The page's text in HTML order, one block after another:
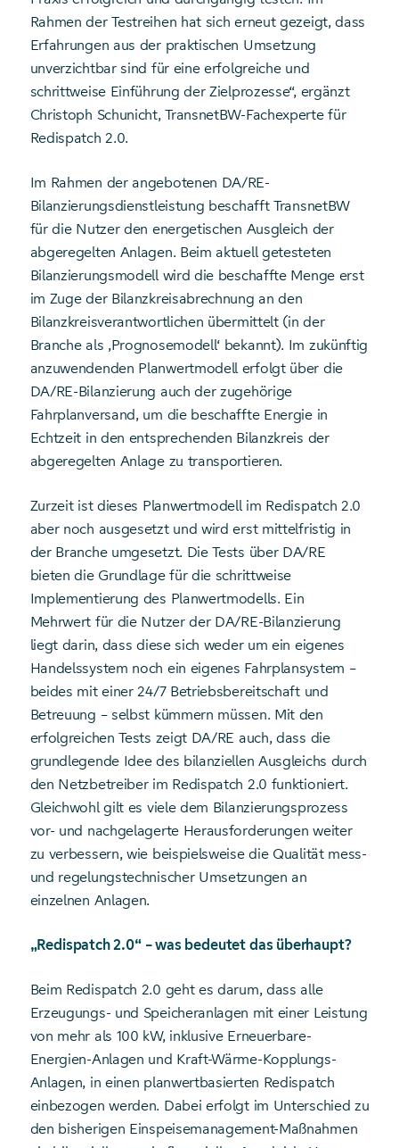
Rahmen der Testreihen hat sich erneut gezeigt, dass
Erfahrungen aus der praktischen Umsetzung
unverzichtbar sind für eine erfolgreiche und
schrittweise Einführung der Zielprozesse“, ergänzt
Christoph Schunicht, TransnetBW-Fachexperte für
Redispatch 2.0.
Im Rahmen der angebotenen DA/RE-
Bilanzierungsdienstleistung beschafft TransnetBW
für die Nutzer den energetischen Ausgleich der
abgeregelten Anlagen. Beim aktuell getesteten
Bilanzierungsmodell wird die beschaffte Menge erst
im Zuge der Bilanzkreisabrechnung an den
Bilanzkreisverantwortlichen übermittelt (in der
Branche als ‚Prognosemodell‘ bekannt). Im zukünftig
anzuwendenden Planwertmodell erfolgt über die
DA/RE-Bilanzierung auch der zugehörige
Fahrplanversand, um die beschaffte Energie in
Echtzeit in den entsprechenden Bilanzkreis der
abgeregelten Anlage zu transportieren.
Zurzeit ist dieses Planwertmodell im Redispatch 2.0
aber noch ausgesetzt und wird erst mittelfristig in
der Branche umgesetzt. Die Tests über DA/RE
bieten die Grundlage für die schrittweise
Implementierung des Planwertmodells. Ein
Mehrwert für die Nutzer der DA/RE-Bilanzierung
liegt darin, dass diese sich weder um ein eigenes
Handelssystem noch ein eigenes Fahrplansystem –
beides mit einer 24/7 Betriebsbereitschaft und
Betreuung – selbst kümmern müssen. Mit den
erfolgreichen Tests zeigt DA/RE auch, dass die
grundlegende Idee des bilanziellen Ausgleichs durch
den Netzbetreiber im Redispatch 2.0 funktioniert.
Gleichwohl gilt es viele dem Bilanzierungsprozess
vor- und nachgelagerte Herausforderungen weiter
zu verbessern, wie beispielsweise die Qualität mess-
und regelungstechnischer Umsetzungen an
einzelnen Anlagen.
„Redispatch 2.0“ – was bedeutet das überhaupt?
Beim Redispatch 2.0 geht es darum, dass alle
Erzeugungs- und Speicheranlagen mit einer Leistung
von mehr als 100 kW, inklusive Erneuerbare-
Energien-Anlagen und Kraft-Wärme-Kopplungs-
Anlagen, in einen planwertbasierten Redispatch
einbezogen werden. Dabei erfolgt im Unterschied zu
den bisherigen Einspeisemanagement-Maßnahmen